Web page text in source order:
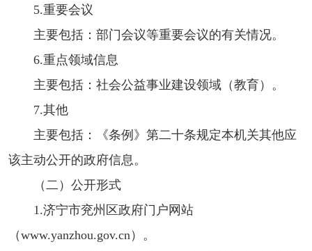
5.重要会议
主要包括：部门会议等重要会议的有关情况。
6.重点领域信息
主要包括：社会公益事业建设领域（教育）。
7.其他
主要包括：《条例》第二十条规定本机关其他应
该主动公开的政府信息。
（二）公开形式
1.济宁市兖州区政府门户网站
（www.yanzhou.gov.cn）。